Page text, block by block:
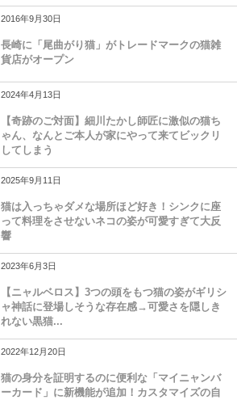
2016年9月30日
長崎に「尾曲がり猫」がトレードマークの猫雑
貨店がオープン
2024年4月13日
【奇跡のご対面】細川たかし師匠に激似の猫ち
ゃん、なんとご本人が家にやって来てビックリ
してしまう
2025年9月11日
猫は入っちゃダメな場所ほど好き！シンクに座
って料理をさせないネコの姿が可愛すぎて大反
響
2023年6月3日
【ニャルベロス】3つの頭をもつ猫の姿がギリシ
ャ神話に登場しそうな存在感→可愛さを隠しき
れない黒猫...
2022年12月20日
猫の身分を証明するのに便利な「マイニャンバ
ーカード」に新機能が追加！カスタマイズの自